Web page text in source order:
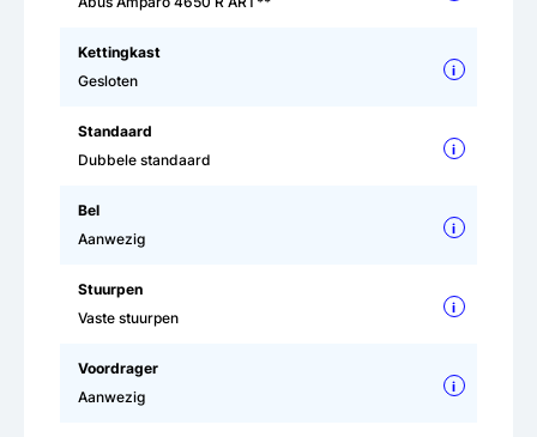
Kettingkast
Gesloten
i
Standaard
Dubbele standaard
i
Bel
Aanwezig
i
Stuurpen
Vaste stuurpen
i
Voordrager
Aanwezig
i